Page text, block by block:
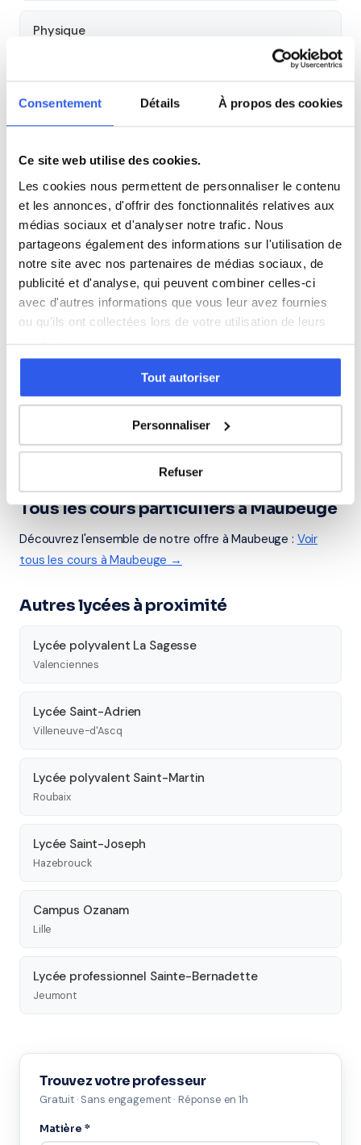
Consentement Détails À propos des cookies
Ce site web utilise des cookies.
Les cookies nous permettent de personnaliser le contenu
et les annonces, d'offrir des fonctionnalités relatives aux
médias sociaux et d'analyser notre trafic. Nous
partageons également des informations sur l'utilisation de
notre site avec nos partenaires de médias sociaux, de
publicité et d'analyse, qui peuvent combiner celles-ci
avec d'autres informations que vous leur avez fournies
ou qu'ils ont collectées lors de votre utilisation de leurs
services.
Tout autoriser
Personnaliser
Refuser
Physique
SVT
Philosophie
Histoire
Économie
Espagnol
Allemand
Cours par niveau
Première Terminale
Tous les cours particuliers à Maubeuge
Découvrez l'ensemble de notre offre à Maubeuge : Voir
tous les cours à Maubeuge →
Autres lycées à proximité
Lycée polyvalent La Sagesse
Valenciennes
Lycée Saint-Adrien
Villeneuve-d'Ascq
Lycée polyvalent Saint-Martin
Roubaix
Lycée Saint-Joseph
Hazebrouck
Campus Ozanam
Lille
Lycée professionnel Sainte-Bernadette
Jeumont
Trouvez votre professeur
Gratuit · Sans engagement · Réponse en 1h
Matière *